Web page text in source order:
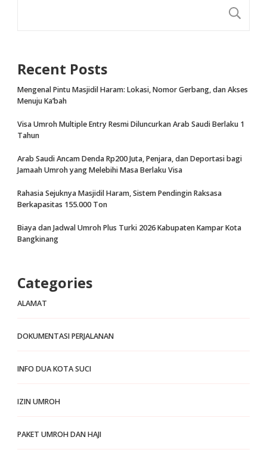
Recent Posts
Mengenal Pintu Masjidil Haram: Lokasi, Nomor Gerbang, dan Akses
Menuju Ka’bah
Visa Umroh Multiple Entry Resmi Diluncurkan Arab Saudi Berlaku 1
Tahun
Arab Saudi Ancam Denda Rp200 Juta, Penjara, dan Deportasi bagi
Jamaah Umroh yang Melebihi Masa Berlaku Visa
Rahasia Sejuknya Masjidil Haram, Sistem Pendingin Raksasa
Berkapasitas 155.000 Ton
Biaya dan Jadwal Umroh Plus Turki 2026 Kabupaten Kampar Kota
Bangkinang
Categories
ALAMAT
DOKUMENTASI PERJALANAN
INFO DUA KOTA SUCI
IZIN UMROH
PAKET UMROH DAN HAJI